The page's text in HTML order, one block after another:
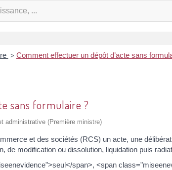
> Comment effectuer un dépôt d’acte sans
sans formulaire ?
administrative (Première ministre)
et des sociétés (RCS) un acte, une
de modification ou dissolution, liquidation puis
span>, <span